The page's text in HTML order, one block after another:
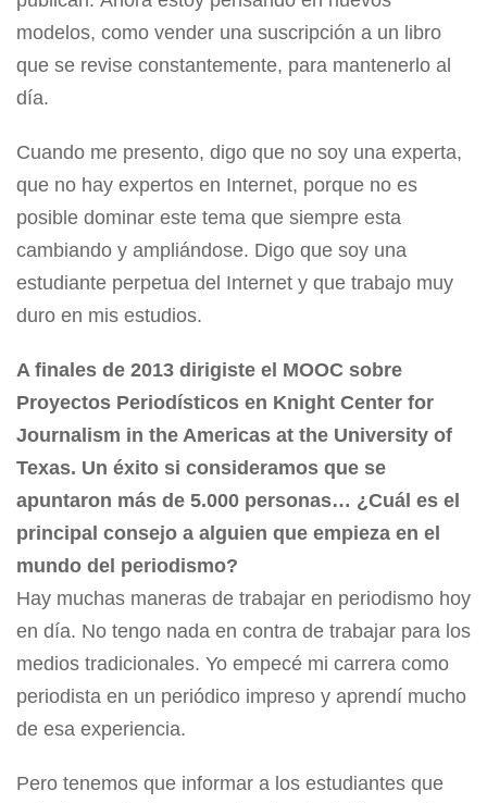
modelos, como vender una suscripción a un libro
que se revise constantemente, para mantenerlo al
día.
Cuando me presento, digo que no soy una experta,
que no hay expertos en Internet, porque no es
posible dominar este tema que siempre esta
cambiando y ampliándose. Digo que soy una
estudiante perpetua del Internet y que trabajo muy
duro en mis estudios.
A finales de 2013 dirigiste el MOOC sobre
Proyectos Periodísticos en Knight Center for
Journalism in the Americas at the University of
Texas. Un éxito si consideramos que se
apuntaron más de 5.000 personas… ¿Cuál es el
principal consejo a alguien que empieza en el
mundo del periodismo?
Hay muchas maneras de trabajar en periodismo hoy
en día. No tengo nada en contra de trabajar para los
medios tradicionales. Yo empecé mi carrera como
periodista en un periódico impreso y aprendí mucho
de esa experiencia.
Pero tenemos que informar a los estudiantes que